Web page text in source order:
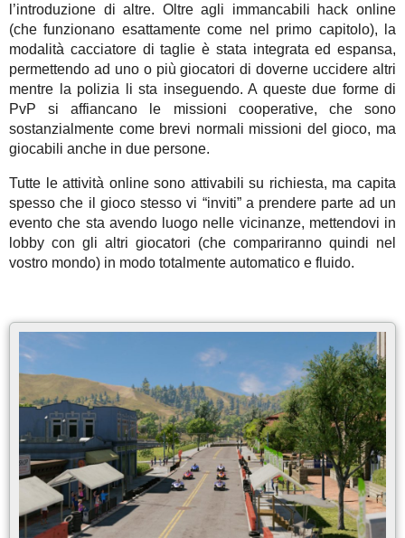
l’introduzione di altre. Oltre agli immancabili hack online
(che funzionano esattamente come nel primo capitolo), la
modalità cacciatore di taglie è stata integrata ed espansa,
permettendo ad uno o più giocatori di doverne uccidere altri
mentre la polizia li sta inseguendo. A queste due forme di
PvP si affiancano le missioni cooperative, che sono
sostanzialmente come brevi normali missioni del gioco, ma
giocabili anche in due persone.
Tutte le attività online sono attivabili su richiesta, ma capita
spesso che il gioco stesso vi “inviti” a prendere parte ad un
evento che sta avendo luogo nelle vicinanze, mettendovi in
lobby con gli altri giocatori (che compariranno quindi nel
vostro mondo) in modo totalmente automatico e fluido.